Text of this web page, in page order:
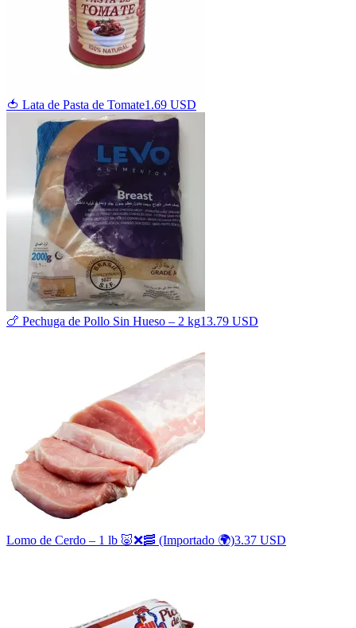
🍅 Lata de Pasta de Tomate1.69 USD
🍗 Pechuga de Pollo Sin Hueso – 2 kg13.79 USD
Lomo de Cerdo – 1 lb 🐷❌🥓 (Importado 🌍)3.37 USD